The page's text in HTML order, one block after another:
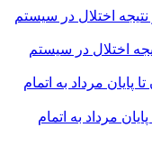
اختلال در سیستم‌
مرداد به اتمام